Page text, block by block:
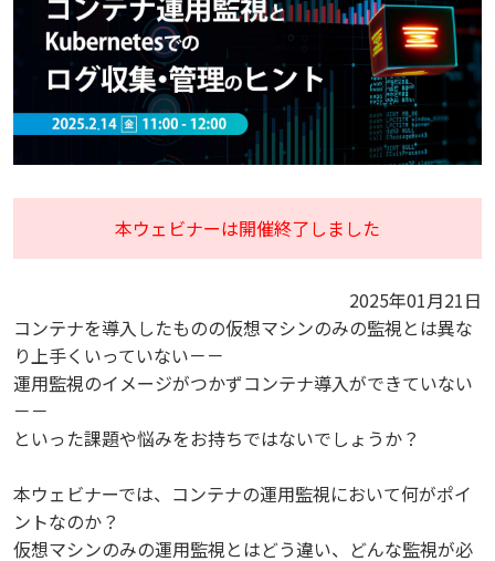
本ウェビナーは開催終了しました
2025年01月21日
コンテナを導入したものの仮想マシンのみの監視とは異な
り上手くいっていない－－
運用監視のイメージがつかずコンテナ導入ができていない
－－
といった課題や悩みをお持ちではないでしょうか？
本ウェビナーでは、コンテナの運用監視において何がポイ
ントなのか？
仮想マシンのみの運用監視とはどう違い、どんな監視が必